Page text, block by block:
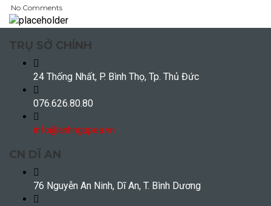
No Comments
TRỤ SỞ CHÍNH
24 Thống Nhất, P. Bình Thọ, Tp. Thủ Đức
076.626.80.80
info@anhngupea.vn
CN DĨ AN
76 Nguyễn An Ninh, Dĩ An, T. Bình Dương